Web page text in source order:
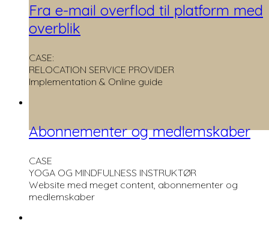
Fra e-mail overflod til platform med
overblik
CASE:
RELOCATION SERVICE PROVIDER
Implementation & Online guide
Abonnementer og medlemskaber
CASE
YOGA OG MINDFULNESS INSTRUKTØR
Website med meget content, abonnementer og
medlemskaber